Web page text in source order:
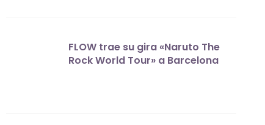
FLOW trae su gira «Naruto The
Rock World Tour» a Barcelona